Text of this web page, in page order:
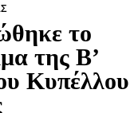
το
της Β’
Κυπέλλου